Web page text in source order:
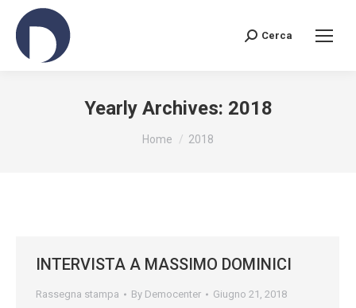
Search:
Cerca
Yearly Archives: 2018
You are here:
Home 2018
INTERVISTA A MASSIMO DOMINICI
Rassegna stampa By Democenter Giugno 21, 2018